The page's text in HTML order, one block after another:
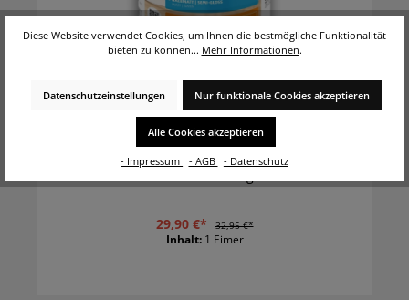
LOBADUR® WS EasyFinish, Kork und Parkettlack
auf wasserbasis, für starke Beanspruchung -
Halbmatt - 1L
Hochwertiger, vielseitig einsetzbarer
Einkomponenten PU-Acrylat-Wassersiegel mit
exzellenten Beständigkeiten
29,90 €* 32,95 €*
Inhalt: 1 Eimer
Diese Website verwendet Cookies, um Ihnen die bestmögliche Funktionalität
bieten zu können... Mehr Informationen.
Datenschutzeinstellungen Nur funktionale Cookies akzeptieren
Alle Cookies akzeptieren
- Impressum - AGB - Datenschutz